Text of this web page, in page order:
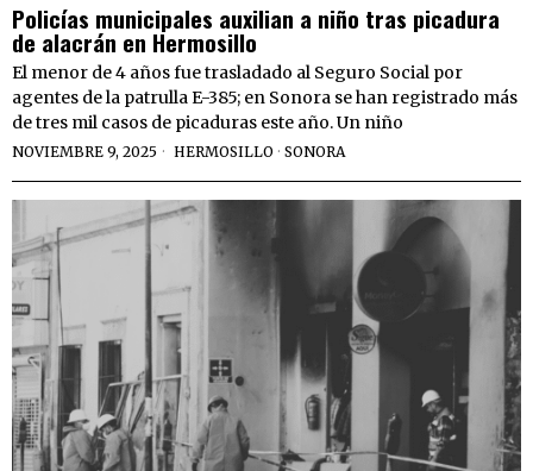
Policías municipales auxilian a niño tras picadura
de alacrán en Hermosillo
El menor de 4 años fue trasladado al Seguro Social por
agentes de la patrulla E-385; en Sonora se han registrado más
de tres mil casos de picaduras este año. Un niño
NOVIEMBRE 9, 2025 HERMOSILLO · SONORA